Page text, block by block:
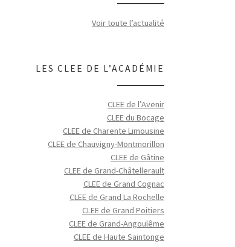
Voir toute l’actualité
LES CLEE DE L’ACADÉMIE
CLEE de l’Avenir
CLEE du Bocage
CLEE de Charente Limousine
CLEE de Chauvigny-Montmorillon
CLEE de Gâtine
CLEE de Grand-Châtellerault
CLEE de Grand Cognac
CLEE de Grand La Rochelle
CLEE de Grand Poitiers
CLEE de Grand-Angoulême
CLEE de Haute Saintonge